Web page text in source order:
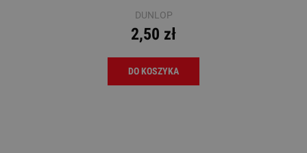
DUNLOP
2,50 zł
DO KOSZYKA